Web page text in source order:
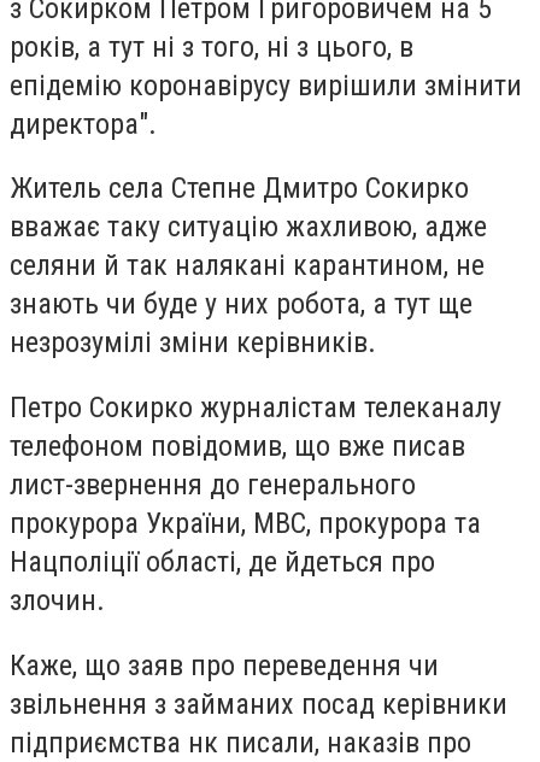
з Сокирком Петром Григоровичем на 5
років, а тут ні з того, ні з цього, в
епідемію коронавірусу вирішили змінити
директора".
Житель села Степне Дмитро Сокирко
вважає таку ситуацію жахливою, адже
селяни й так налякані карантином, не
знають чи буде у них робота, а тут ще
незрозумілі зміни керівників.
Петро Сокирко журналістам телеканалу
телефоном повідомив, що вже писав
лист-звернення до генерального
прокурора України, МВС, прокурора та
Нацполіції області, де йдеться про
злочин.
Каже, що заяв про переведення чи
звільнення з займаних посад керівники
підприємства нк писали, наказів про